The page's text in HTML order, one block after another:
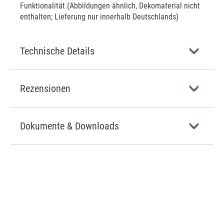
Funktionalität.(Abbildungen ähnlich, Dekomaterial nicht
enthalten; Lieferung nur innerhalb Deutschlands)
Technische Details
Rezensionen
Dokumente & Downloads